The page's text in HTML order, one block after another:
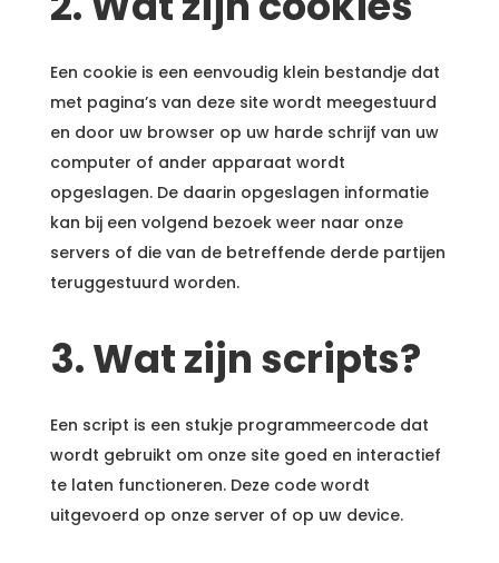
Een cookie is een eenvoudig klein bestandje dat
met pagina’s van deze site wordt meegestuurd
en door uw browser op uw harde schrijf van uw
computer of ander apparaat wordt
opgeslagen. De daarin opgeslagen informatie
kan bij een volgend bezoek weer naar onze
servers of die van de betreffende derde partijen
teruggestuurd worden.
3. Wat zijn scripts?
Een script is een stukje programmeercode dat
wordt gebruikt om onze site goed en interactief
te laten functioneren. Deze code wordt
uitgevoerd op onze server of op uw device.